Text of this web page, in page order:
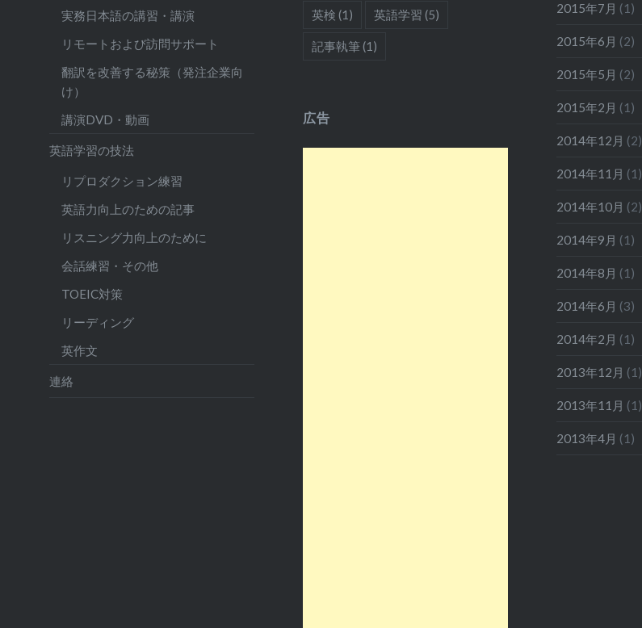
実務日本語の講習・講演
リモートおよび訪問サポート
翻訳を改善する秘策（発注企業向
け）
講演DVD・動画
英語学習の技法
リプロダクション練習
英語力向上のための記事
リスニング力向上のために
会話練習・その他
TOEIC対策
リーディング
英作文
連絡
2015年7月 (1)
2015年6月 (2)
2015年5月 (2)
2015年2月 (1)
2014年12月 (2)
2014年11月 (1)
2014年10月 (2)
2014年9月 (1)
2014年8月 (1)
2014年6月 (3)
2014年2月 (1)
2013年12月 (1)
2013年11月 (1)
2013年4月 (1)
英検 (1) 英語学習 (5)
記事執筆(1)
広告